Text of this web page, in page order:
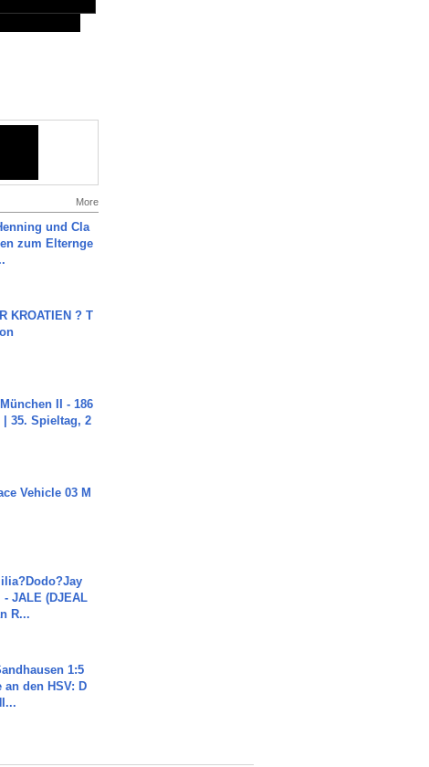
More
und Cla
zum Elternge
KROATIEN ? T
II - 186
| 35. Spieltag, 2
Vehicle 03 M
- JALE (DJEAL
R...
1:5
an den HSV: D